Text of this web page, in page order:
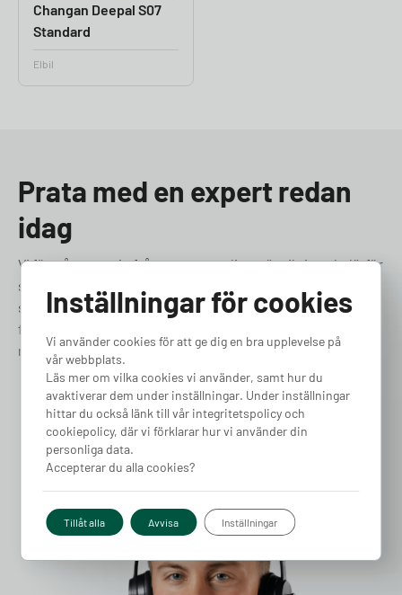
Changan Deepal S07
Standard
Elbil
Prata med en expert redan
idag
Vi förstår att varje fråga, stor som liten, är viktig och därför
strävar vi efter att ge snabb, vänlig och professionell
support. Vårt dedikerade team av experter finns till hands
för att hjälpa dig med allt från tekniska frågor till praktiska
råd om elbilsladdning. Låt oss hjälpa dig!
031-180 180
Inställningar för cookies
Vi använder cookies för att ge dig en bra upplevelse på
vår webbplats.
Läs mer om vilka cookies vi använder, samt hur du
avaktiverar dem under inställningar. Under inställningar
hittar du också länk till vår integritetspolicy och
cookiepolicy, där vi förklarar hur vi använder din
personliga data.
Accepterar du alla cookies?
Tillåt alla Avvisa Inställningar